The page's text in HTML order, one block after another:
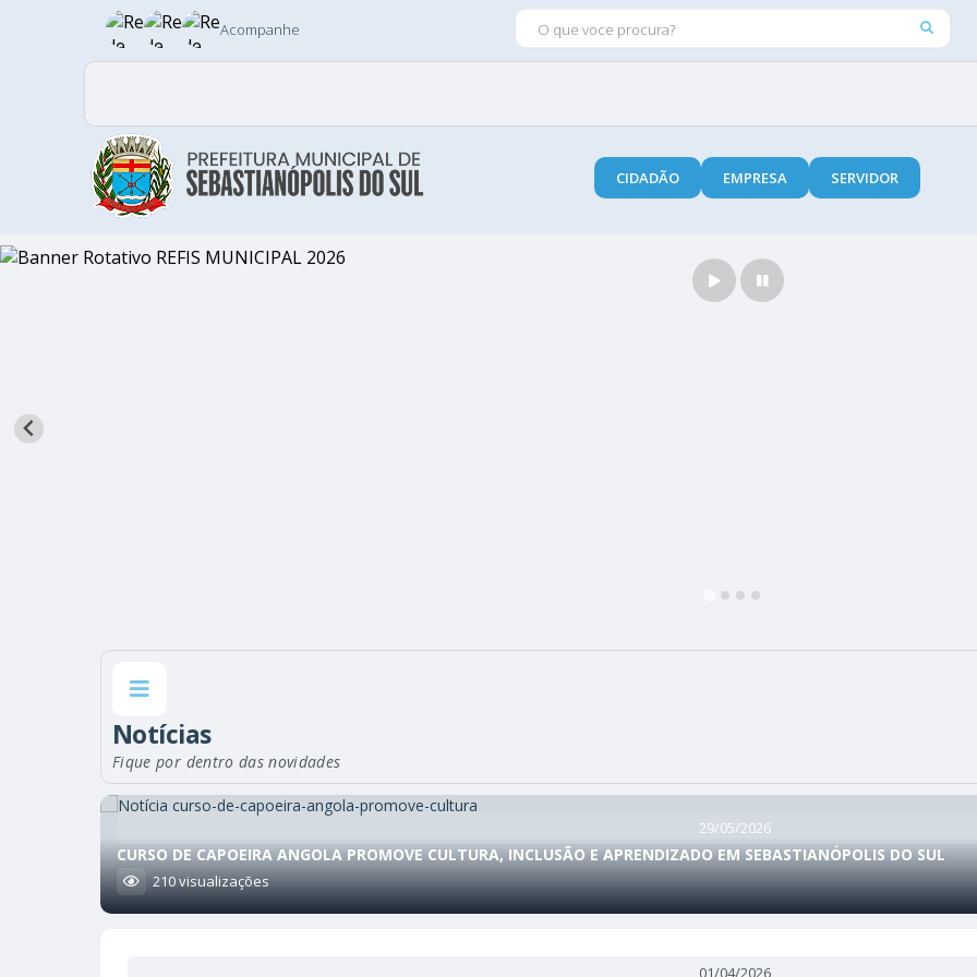
O QUE VOCE PROCURA?
Acompanhe
CIDADÃO EMPRESA SERVIDOR
Notícias
Fique por dentro das novidades
CURSO DE CAPOEIRA ANGOLA PROMOVE CULTURA, INCLUSÃO E APRENDIZADO EM SEBASTIANÓPOLIS DO SUL
29/05/2026
210visualizações
01/04/2026